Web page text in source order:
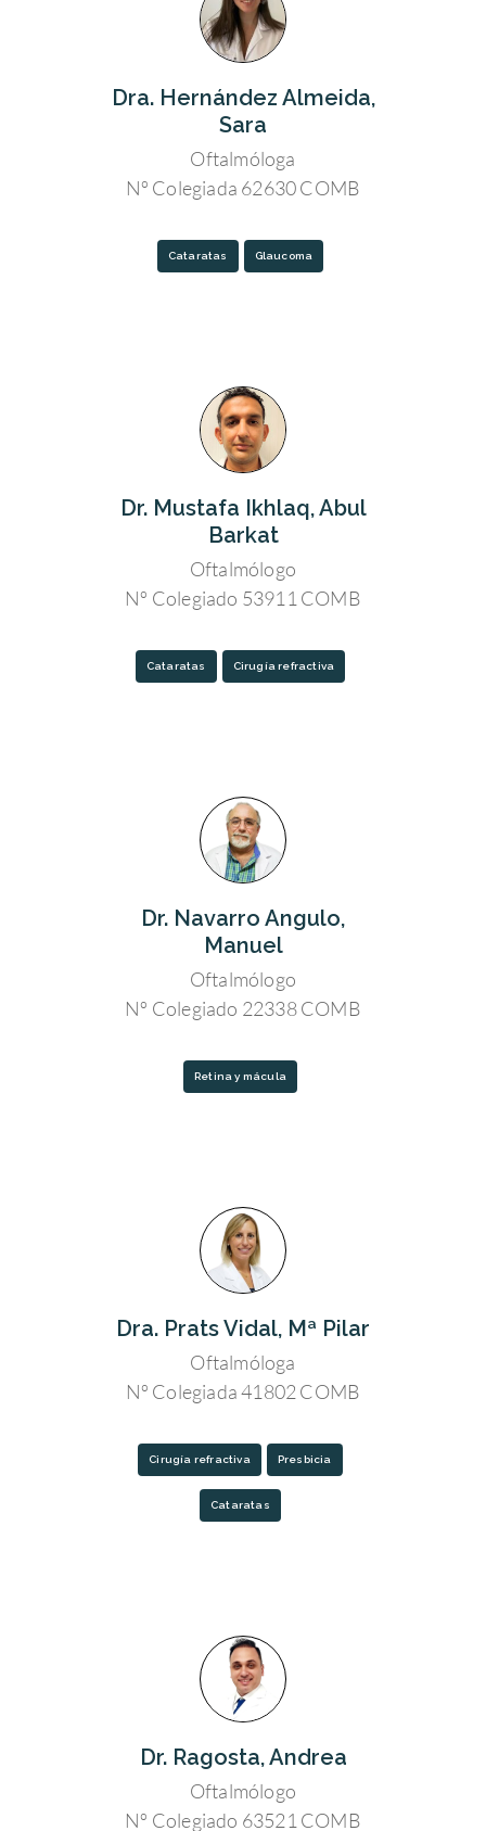
Dra. Hernández Almeida,
Sara
Oftalmóloga
Nº Colegiada 62630 COMB
Cataratas Glaucoma
Dr. Mustafa Ikhlaq, Abul
Barkat
Oftalmólogo
Nº Colegiado 53911 COMB
Cataratas Cirugía refractiva
Dr. Navarro Angulo,
Manuel
Oftalmólogo
Nº Colegiado 22338 COMB
Retina y mácula
Dra. Prats Vidal, Mª Pilar
Oftalmóloga
Nº Colegiada 41802 COMB
Cirugía refractiva Presbicia
Cataratas
Dr. Ragosta, Andrea
Oftalmólogo
Nº Colegiado 63521 COMB